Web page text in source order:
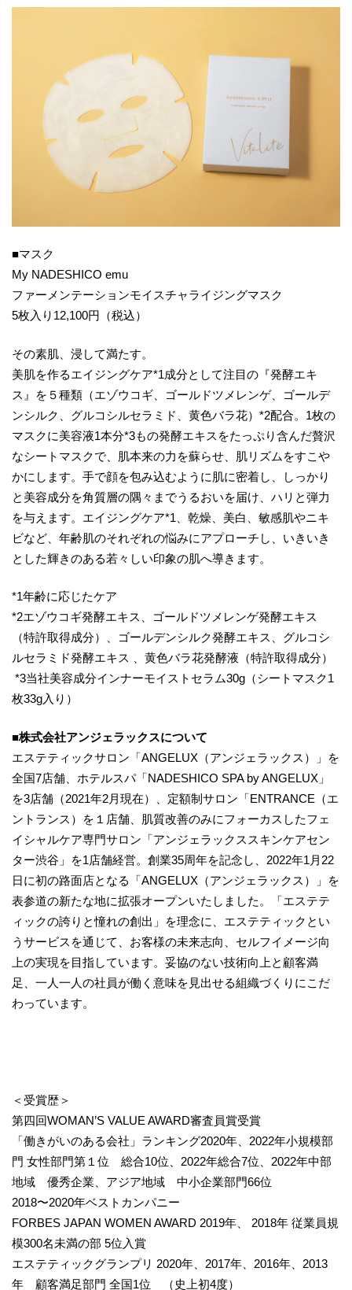
■マスク
My NADESHICO emu
ファーメンテーションモイスチャライジングマスク
5枚入り12,100円（税込）
その素肌、浸して満たす。
美肌を作るエイジングケア*1成分として注目の『発酵エキ
ス』を５種類（エゾウコギ、ゴールドツメレンゲ、ゴールデ
ンシルク、グルコシルセラミド、黄色バラ花）*2配合。1枚の
マスクに美容液1本分*3もの発酵エキスをたっぷり含んだ贅沢
なシートマスクで、肌本来の力を蘇らせ、肌リズムをすこや
かにします。手で顔を包み込むように肌に密着し、しっかり
と美容成分を角質層の隅々までうるおいを届け、ハリと弾力
を与えます。エイジングケア*1、乾燥、美白、敏感肌やニキ
ビなど、年齢肌のそれぞれの悩みにアプローチし、いきいき
とした輝きのある若々しい印象の肌へ導きます。
*1年齢に応じたケア
*2エゾウコギ発酵エキス、ゴールドツメレンゲ発酵エキス
（特許取得成分）、ゴールデンシルク発酵エキス、グルコシ
ルセラミド発酵エキス 、黄色バラ花発酵液（特許取得成分）
*3当社美容成分インナーモイストセラム30g（シートマスク1
枚33g入り）
■株式会社アンジェラックスについて
エステティックサロン「ANGELUX（アンジェラックス）」を
全国7店舗、ホテルスパ「NADESHICO SPA by ANGELUX」
を3店舗（2021年2⽉現在）、定額制サロン「ENTRANCE（エ
ントランス）を１店舗、肌質改善のみにフォーカスしたフェ
イシャルケア専⾨サロン「アンジェラックススキンケアセン
ター渋⾕」を1店舗経営。創業35周年を記念し、2022年1⽉22
⽇に初の路⾯店となる「ANGELUX（アンジェラックス）」を
表参道の新たな地に拡張オープンいたしました。「エステテ
ィックの誇りと憧れの創出」を理念に、エステティックとい
うサービスを通じて、お客様の未来志向、セルフイメージ向
上の実現を⽬指しています。妥協のない技術向上と顧客満
⾜、⼀⼈⼀⼈の社員が働く意味を⾒出せる組織づくりにこだ
わっています。
＜受賞歴＞
第四回WOMAN’S VALUE AWARD審査員賞受賞
「働きがいのある会社」ランキング2020年、2022年小規模部
門 女性部門第１位 総合10位、2022年総合7位、2022年中部
地域 優秀企業、アジア地域 中小企業部門66位
2018〜2020年ベストカンパニー
FORBES JAPAN WOMEN AWARD 2019年、 2018年 従業員規
模300名未満の部 5位入賞
エステティックグランプリ 2020年、2017年、2016年、2013
年 顧客満足部門 全国1位 （史上初4度）